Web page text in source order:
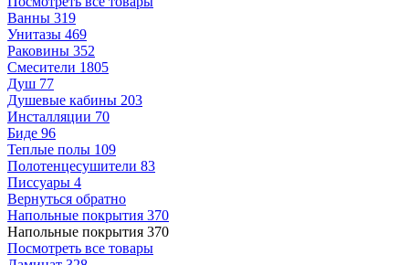
Ванны 319
Унитазы 469
Раковины 352
Смесители 1805
Душ 77
Душевые кабины 203
Инсталляции 70
Биде 96
Теплые полы 109
Полотенцесушители 83
Писсуары 4
Вернуться обратно
Напольные покрытия 370
Напольные покрытия 370
Посмотреть все товары